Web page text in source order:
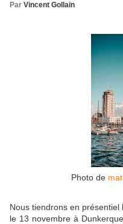
Par Vincent Gollain
Photo de
Nous tiendrons en
le 13 novembre à